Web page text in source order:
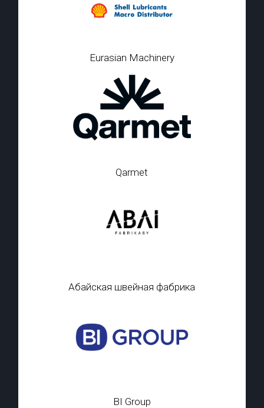
Eurasian Machinery
Qarmet
Абайская швейная фабрика
BI Group